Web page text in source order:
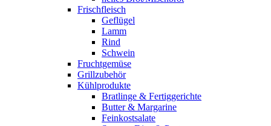
Frischfleisch
Geflügel
Lamm
Rind
Schwein
Fruchtgemüse
Grillzubehör
Kühlprodukte
Bratlinge & Fertiggerichte
Butter & Margarine
Feinkostsalate